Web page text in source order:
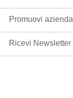
Promuovi azienda
Ricevi Newsletter